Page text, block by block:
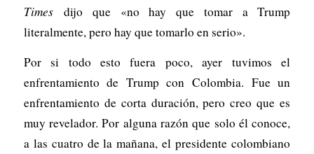
Timesdijo que «no hay que tomar a Trump
literalmente, pero hay que tomarlo en serio».
Por si todo esto fuera poco, ayer tuvimos el
enfrentamiento de Trump con Colombia. Fue un
enfrentamiento de corta duración, pero creo que es
muy revelador. Por alguna razón que solo él conoce,
a las cuatro de la mañana, el presidente colombiano